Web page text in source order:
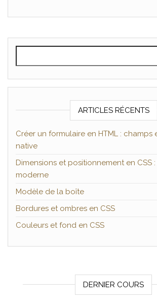
ARTICLES RÉCENTS
Créer un formulaire en HTML : champs
native
Dimensions et positionnement en CSS
moderne
Modèle de la boîte
Bordures et ombres en CSS
Couleurs et fond en CSS
DERNIER COURS